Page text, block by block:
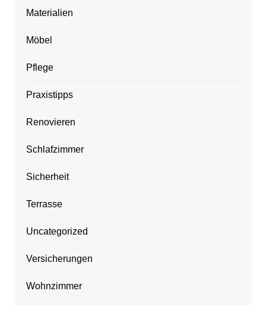
Materialien
Möbel
Pflege
Praxistipps
Renovieren
Schlafzimmer
Sicherheit
Terrasse
Uncategorized
Versicherungen
Wohnzimmer